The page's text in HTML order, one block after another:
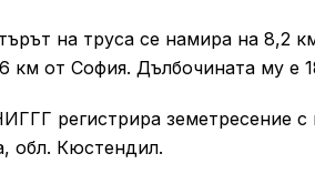
на труса се намира на 8,2
км от София. Дълбочината му е
регистрира земетресение с
обл. Кюстендил.